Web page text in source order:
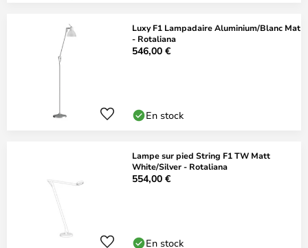
Luxy F1 Lampadaire Aluminium/Blanc Mat
- Rotaliana
546,00 €
En stock
Lampe sur pied String F1 TW Matt
White/Silver - Rotaliana
554,00 €
En stock